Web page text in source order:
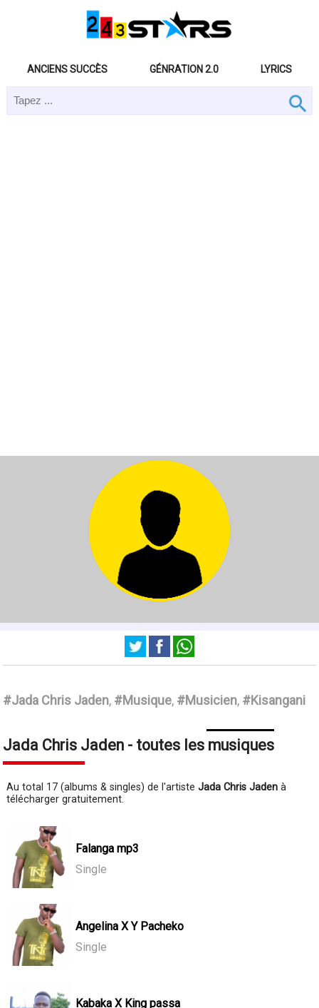
ANCIENS SUCCÈS GÉNRATION 2.0 LYRICS
#Jada Chris Jaden, #Musique, #Musicien, #Kisangani
Jada Chris Jaden - toutes les musiques
Au total 17 (albums & singles) de l'artisteJada Chris Jaden à
télécharger gratuitement.
Falanga mp3
Single
Angelina X Y Pacheko
Single
Kabaka X King passa